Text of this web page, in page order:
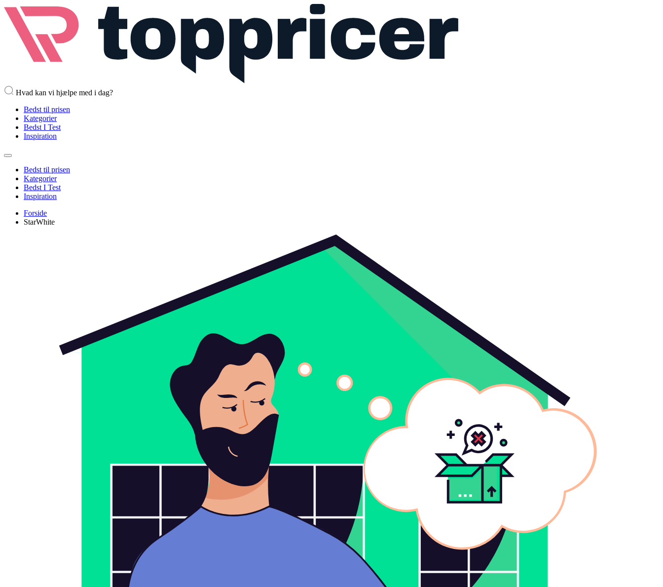
Hvad kan vi hjælpe med i dag?
Bedst til prisen
Kategorier
Bedst I Test
Inspiration
Bedst til prisen
Kategorier
Bedst I Test
Inspiration
Forside
StarWhite